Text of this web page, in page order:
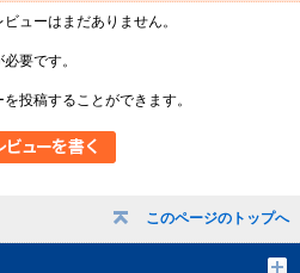
このページのトップへ
ューはまだありません。
必要です。
投稿することができます。